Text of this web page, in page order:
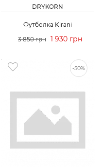
DRYKORN
Футболка Kirani
3 850 грн 1 930 грн
-50%